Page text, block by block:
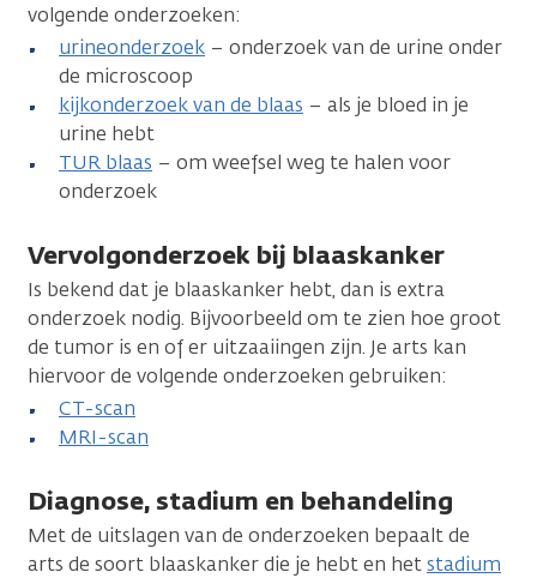
volgende onderzoeken:
urineonderzoek – onderzoek van de urine onder
de microscoop
kijkonderzoek van de blaas – als je bloed in je
urine hebt
TUR blaas – om weefsel weg te halen voor
onderzoek
Vervolgonderzoek bij blaaskanker
Is bekend dat je blaaskanker hebt, dan is extra
onderzoek nodig. Bijvoorbeeld om te zien hoe groot
de tumor is en of er uitzaaiingen zijn. Je arts kan
hiervoor de volgende onderzoeken gebruiken:
CT-scan
MRI-scan
Diagnose, stadium en behandeling
Met de uitslagen van de onderzoeken bepaalt de
arts de soort blaaskanker die je hebt en hetstadium